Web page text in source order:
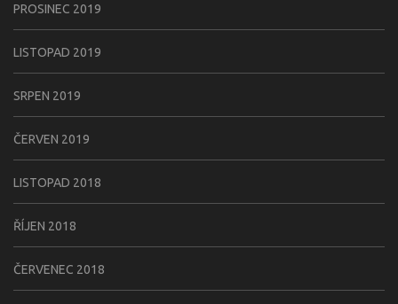
PROSINEC 2019
LISTOPAD 2019
SRPEN 2019
ČERVEN 2019
LISTOPAD 2018
ŘÍJEN 2018
ČERVENEC 2018